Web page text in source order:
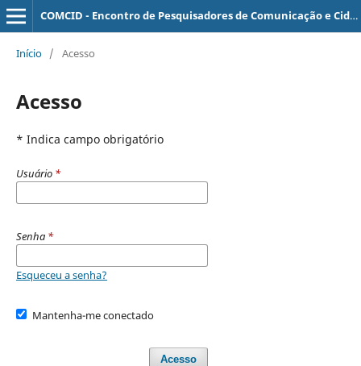
COMCID - Encontro de Pesquisadores de Comunicação e Cidade
Início / Acesso
Acesso
* Indica campo obrigatório
Usuário *
Senha *
Esqueceu a senha?
Mantenha-me conectado
Acesso